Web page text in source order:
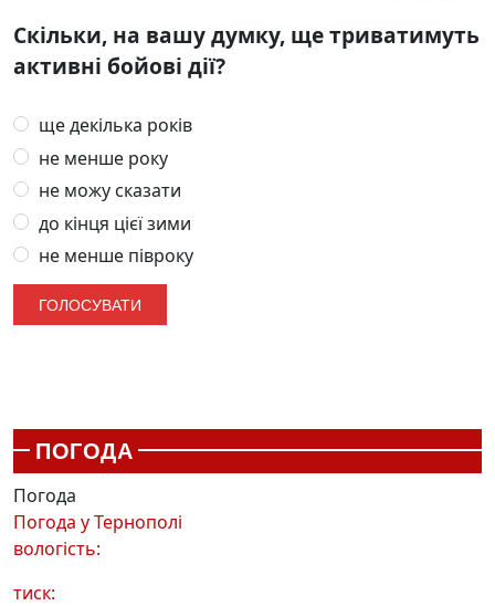
Скільки, на вашу думку, ще триватимуть
активні бойові дії?
ще декілька років
не менше року
не можу сказати
до кінця цієї зими
не менше півроку
ПОГОДА
Погода
Погода уТернополі
вологість:
тиск: